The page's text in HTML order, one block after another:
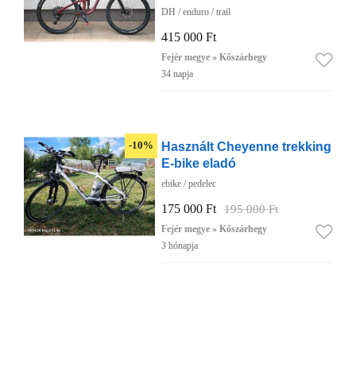
DH / enduro / trail
415 000 Ft
Fejér megye » Kőszárhegy
34 napja
-10%
Használt Cheyenne trekking
E-bike eladó
ebike / pedelec
175 000 Ft 195 000 Ft
Fejér megye » Kőszárhegy
3 hónapja